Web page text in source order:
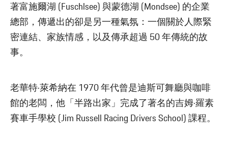
著富施爾湖 (Fuschlsee) 與蒙德湖 (Mondsee) 的企業
總部，傳遞出的卻是另一種氣氛：一個關於人際緊
密連結、家族情感，以及傳承超過 50 年傳統的故
事。
老華特·萊希納在 1970 年代曾是迪斯可舞廳與咖啡
館的老闆，他「半路出家」完成了著名的吉姆·羅素
賽車手學校 (Jim Russell Racing Drivers School) 課程。